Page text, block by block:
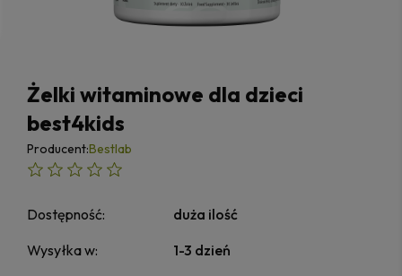
Żelki witaminowe dla dzieci
best4kids
Producent:Bestlab
Dostępność:
duża ilość
Wysyłka w:
1-3 dzień